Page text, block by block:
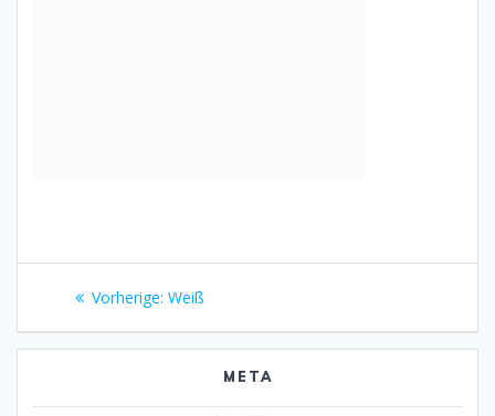
Beitragsnavigation
Vorherige: Vorheriger
Weiß
META